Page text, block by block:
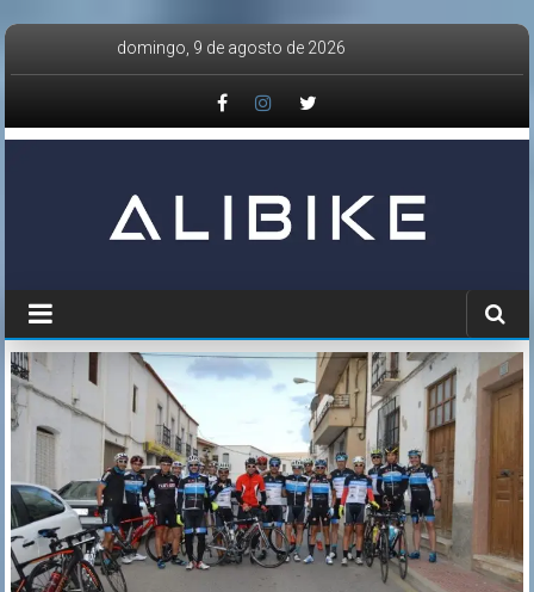
Saltar
domingo, 9 de agosto de 2026